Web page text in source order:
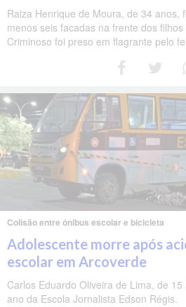
Raiza Henrique de Moura, de 34 anos,
menos seis facadas na frente dos
Criminoso foi preso em flagrante pelo
Colisão entre ônibus escolar e bicicleta
Adolescente morre após
escolar em Arcoverde
Carlos Eduardo Oliveira de Lima, de
ano da Escola Jornalista Edson Régis.